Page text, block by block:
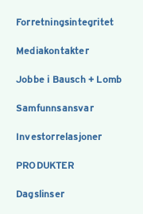
Forretningsintegritet
Mediakontakter
Jobbe i Bausch + Lomb
Samfunnsansvar
Investorrelasjoner
PRODUKTER
Dagslinser